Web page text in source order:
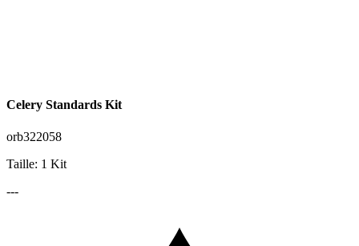
Celery Standards Kit
orb322058
Taille: 1 Kit
---